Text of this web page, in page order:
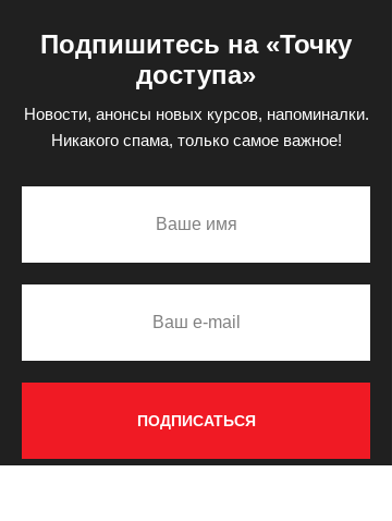
Подпишитесь на «Точку
доступа»
Новости, анонсы новых курсов, напоминалки.
Никакого спама, только самое важное!
ПОДПИСАТЬСЯ